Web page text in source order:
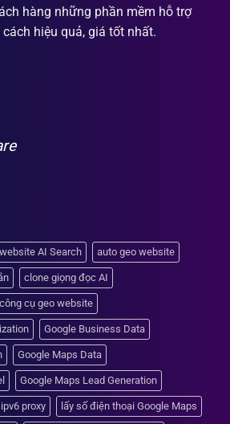
hàng những phần mềm hỗ trợ
hiệu quả, giá tốt nhất.
AI Search auto geo website
clone giọng đọc AI
công cụ geo website
Google Business Data
Google Maps Data
Google Maps Lead Generation
ipv6 proxy lấy số điện thoại Google Maps